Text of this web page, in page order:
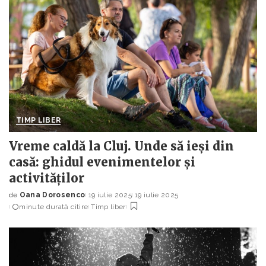
TIMP LIBER
Vreme caldă la Cluj. Unde să ieși din
casă: ghidul evenimentelor și
activităților
Posted
by
de Oana Dorosenco 19 iulie 2025 19 iulie 2025
minute durată citire Timp liber